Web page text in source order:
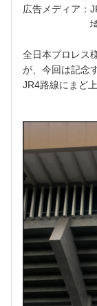
広告メディア：
埼京線・京
全日本プロレス
が、今回は記念
JR4路線にまど